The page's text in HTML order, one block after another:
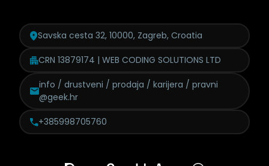
Savska cesta 32, 10000, Zagreb, Croatia
CRN 13879174 | WEB CODING SOLUTIONS LTD
info / drustveni / prodaja / karijera / pravni
@geek.hr
+385998705760